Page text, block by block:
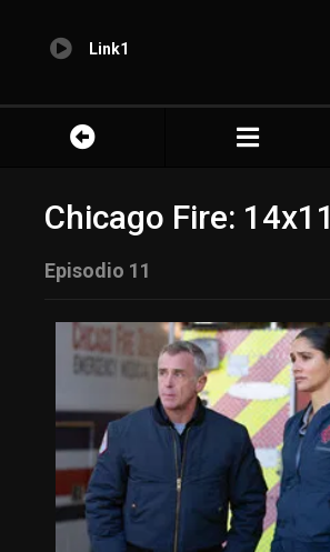
Link1
Chicago Fire: 14x11
Episodio 11